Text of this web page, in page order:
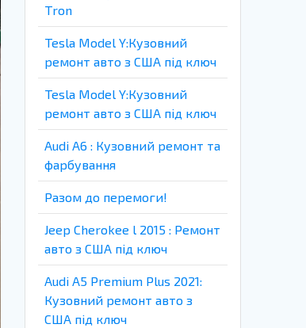
Tron
Tesla Model Y:Кузовний
ремонт авто з США під ключ
Tesla Model Y:Кузовний
ремонт авто з США під ключ
Audi A6 : Кузовний ремонт та
фарбування
Разом до перемоги!
Jeep Cherokee l 2015 : Ремонт
авто з США під ключ
Audi A5 Premium Plus 2021:
Кузовний ремонт авто з
США під ключ